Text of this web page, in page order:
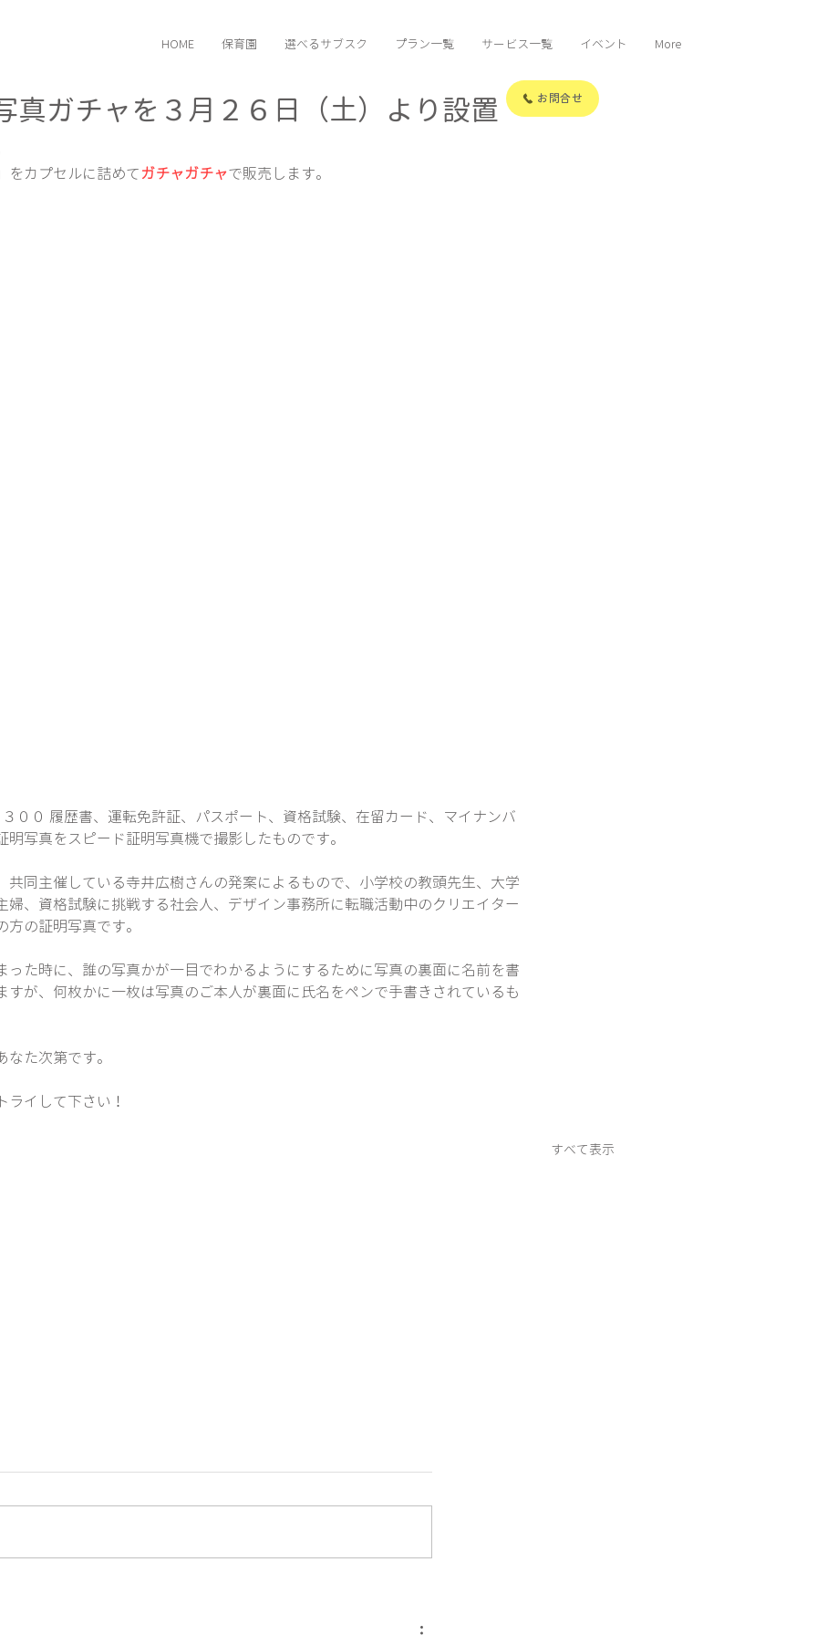
HOME 保育園 選べるサブスク プラン一覧 サービス一覧 イベント More
お問合せ
真ガチャを３月２６日（土）より設置
」をカプセルに詰めてガチャガチャで販売します。
明写真をスピード証明写真機で撮影したものです。
共同主催している寺井広樹さんの発案によるもので、小学校の教頭先生、大学
婦、資格試験に挑戦する社会人、デザイン事務所に転職活動中のクリエイター
方の証明写真です。
った時に、誰の写真かが一目でわかるようにするために写真の裏面に名前を書
すが、何枚かに一枚は写真のご本人が裏面に氏名をペンで手書きされているも
た次第です。
イして下さい！
すべて表示